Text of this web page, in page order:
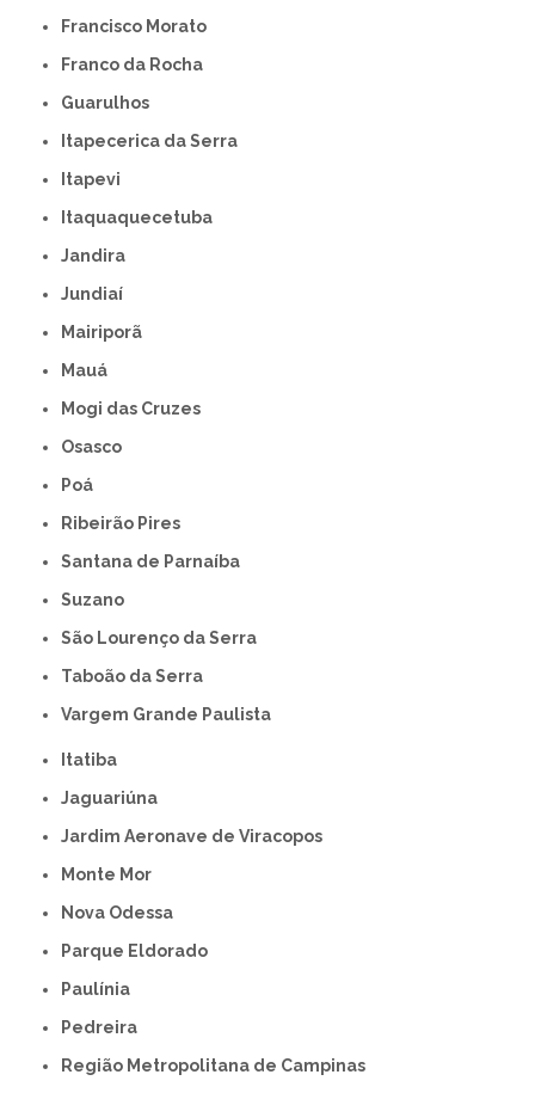
Francisco Morato
Franco da Rocha
Guarulhos
Itapecerica da Serra
Itapevi
Itaquaquecetuba
Jandira
Jundiaí
Mairiporã
Mauá
Mogi das Cruzes
Osasco
Poá
Ribeirão Pires
Santana de Parnaíba
Suzano
São Lourenço da Serra
Taboão da Serra
Vargem Grande Paulista
Itatiba
Jaguariúna
Jardim Aeronave de Viracopos
Monte Mor
Nova Odessa
Parque Eldorado
Paulínia
Pedreira
Região Metropolitana de Campinas